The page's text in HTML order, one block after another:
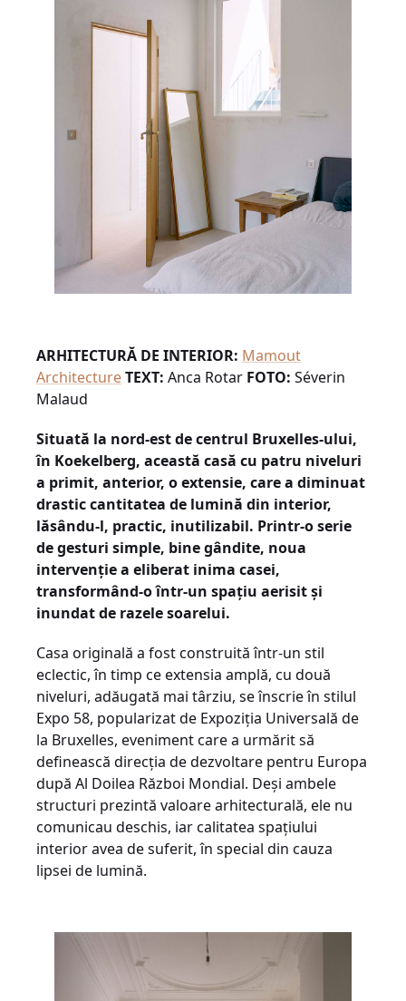
ARHITECTURĂ DE INTERIOR: Mamout
ArchitectureTEXT: Anca Rotar FOTO: Séverin
Malaud
Situată la nord-est de centrul Bruxelles-ului,
în Koekelberg, această casă cu patru niveluri
a primit, anterior, o extensie, care a diminuat
drastic cantitatea de lumină din interior,
lăsându-l, practic, inutilizabil. Printr-o serie
de gesturi simple, bine gândite, noua
intervenție a eliberat inima casei,
transformând-o într-un spațiu aerisit și
inundat de razele soarelui.
Casa originală a fost construită într-un stil
eclectic, în timp ce extensia amplă, cu două
niveluri, adăugată mai târziu, se înscrie în stilul
Expo 58, popularizat de Expoziția Universală de
la Bruxelles, eveniment care a urmărit să
definească direcția de dezvoltare pentru Europa
după Al Doilea Război Mondial. Deși ambele
structuri prezintă valoare arhitecturală, ele nu
comunicau deschis, iar calitatea spațiului
interior avea de suferit, în special din cauza
lipsei de lumină.